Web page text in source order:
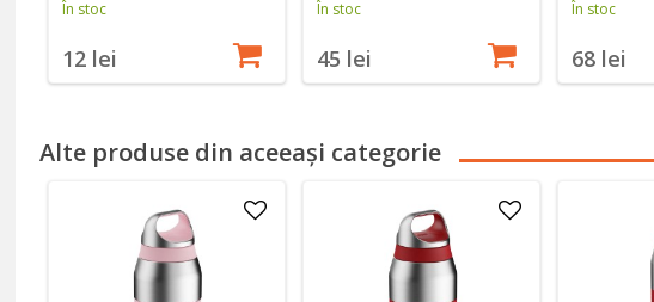
În stoc
12 lei
În stoc
45 lei
În stoc
68 lei
Alte produse din aceeași categorie